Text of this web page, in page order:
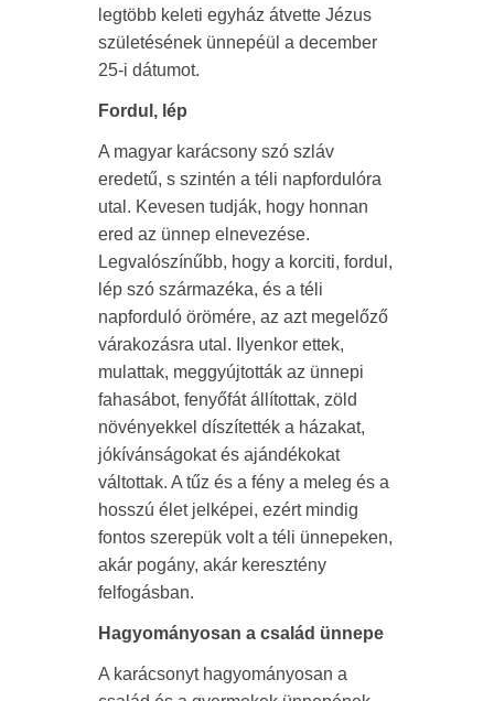
legtöbb keleti egyház átvette Jézus
születésének ünnepéül a december
25-i dátumot.
Fordul, lép
A magyar karácsony szó szláv
eredetű, s szintén a téli napfordulóra
utal. Kevesen tudják, hogy honnan
ered az ünnep elnevezése.
Legvalószínűbb, hogy a korciti, fordul,
lép szó származéka, és a téli
napforduló örömére, az azt megelőző
várakozásra utal. Ilyenkor ettek,
mulattak, meggyújtották az ünnepi
fahasábot, fenyőfát állítottak, zöld
növényekkel díszítették a házakat,
jókívánságokat és ajándékokat
váltottak. A tűz és a fény a meleg és a
hosszú élet jelképei, ezért mindig
fontos szerepük volt a téli ünnepeken,
akár pogány, akár keresztény
felfogásban.
Hagyományosan a család ünnepe
A karácsonyt hagyományosan a